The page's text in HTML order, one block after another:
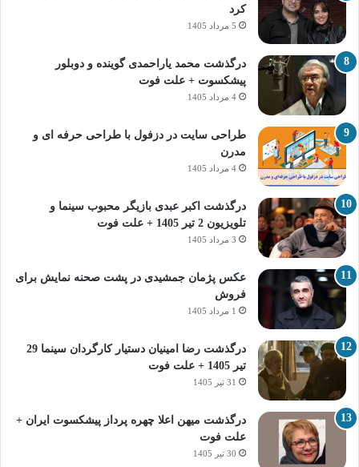
کرد
5 مرداد 1405
درگذشت محمد یاراحمدی گوینده و دوبلور
پیشکسوت + علت فوت
4 مرداد 1405
طراحی سایت در دزفول با طراحی حرفه‌ ای و
مدرن
4 مرداد 1405
درگذشت اکبر عبدی بازیگر محبوب سینما و
تلویزیون 2 تیر 1405 + علت فوت
3 مرداد 1405
عکس پژمان جمشیدی در پشت صحنه نمایش برای
فروش
1 مرداد 1405
درگذشت رضا امینیان دستیار کارگردان سینما 29
تیر 1405 + علت فوت
31 تیر 1405
درگذشت میهن اعلا چهره پرداز پیشکسوت ایران +
علت فوت
30 تیر 1405